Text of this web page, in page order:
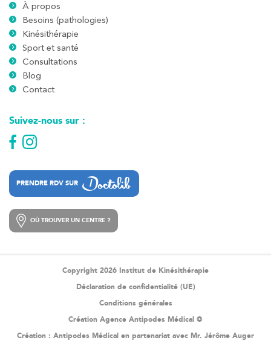
À propos
Besoins (pathologies)
Kinésithérapie
Sport et santé
Consultations
Blog
Contact
Suivez-nous sur :
PRENDRE RDV SUR
OÙ TROUVER UN CENTRE ?
Copyright 2026 Institut de Kinésithérapie
Déclaration de confidentialité (UE)
Conditions générales
Création Agence Antipodes Médical ©
Création : Antipodes Médical en partenariat avec Mr. Jérôme Auger